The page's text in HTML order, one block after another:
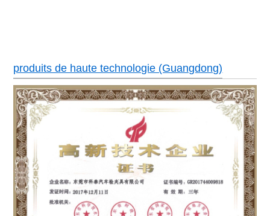
produits de haute technologie (Guangdong)